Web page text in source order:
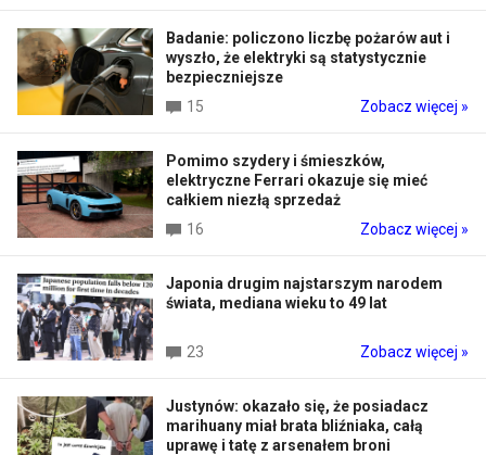
Badanie: policzono liczbę pożarów aut i
wyszło, że elektryki są statystycznie
bezpieczniejsze
15
Zobacz więcej »
Pomimo szydery i śmieszków,
elektryczne Ferrari okazuje się mieć
całkiem niezłą sprzedaż
16
Zobacz więcej »
Japonia drugim najstarszym narodem
świata, mediana wieku to 49 lat
23 Zobacz więcej »
Justynów: okazało się, że posiadacz
marihuany miał brata bliźniaka, całą
uprawę i tatę z arsenałem broni